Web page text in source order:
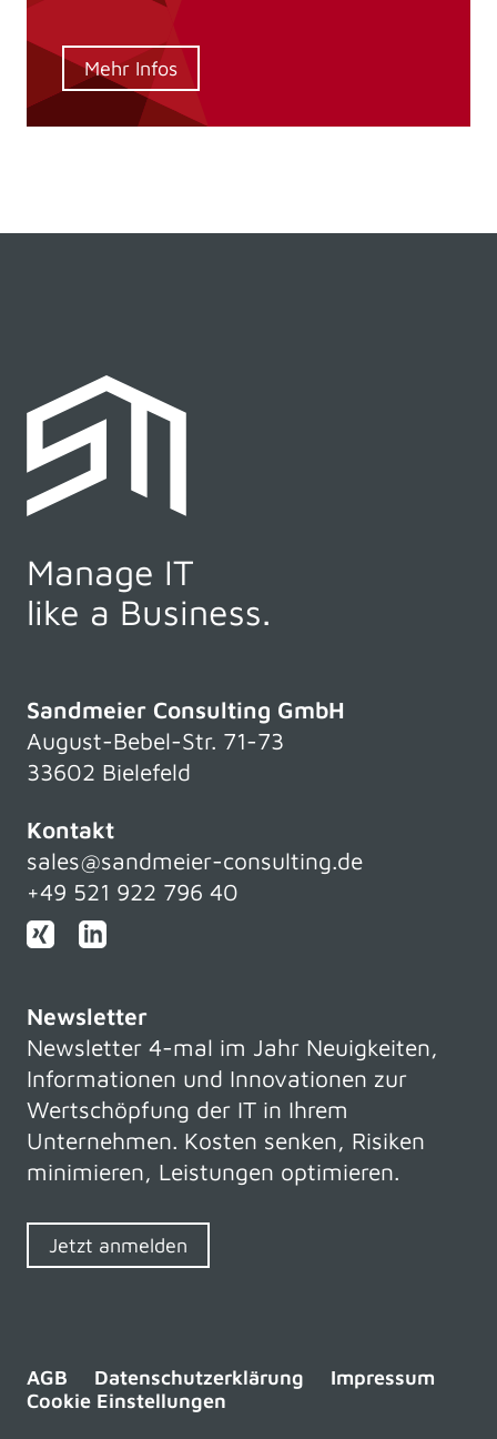
Mehr Infos
Manage IT
like a Business.
Sandmeier Consulting GmbH
August-Bebel-Str. 71-73
33602 Bielefeld
Kontakt
sales@sandmeier-consulting.de
+49 521 922 796 40
Newsletter
Newsletter 4-mal im Jahr Neuigkeiten,
Informationen und Innovationen zur
Wertschöpfung der IT in Ihrem
Unternehmen. Kosten senken, Risiken
minimieren, Leistungen optimieren.
Jetzt anmelden
AGB Datenschutzerklärung
Impressum
Cookie Einstellungen